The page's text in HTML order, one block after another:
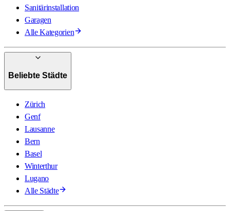
Sanitärinstallation
Garagen
Alle Kategorien
Beliebte Städte
Zürich
Genf
Lausanne
Bern
Basel
Winterthur
Lugano
Alle Städte